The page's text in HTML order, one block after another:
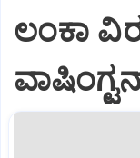
ಲಂಕಾ